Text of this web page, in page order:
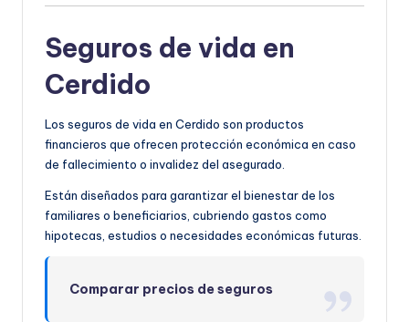
Seguros de vida en
Cerdido
Los seguros de vida en Cerdido son productos
financieros que ofrecen protección económica en caso
de fallecimiento o invalidez del asegurado.
Están diseñados para garantizar el bienestar de los
familiares o beneficiarios, cubriendo gastos como
hipotecas, estudios o necesidades económicas futuras.
Comparar precios de seguros